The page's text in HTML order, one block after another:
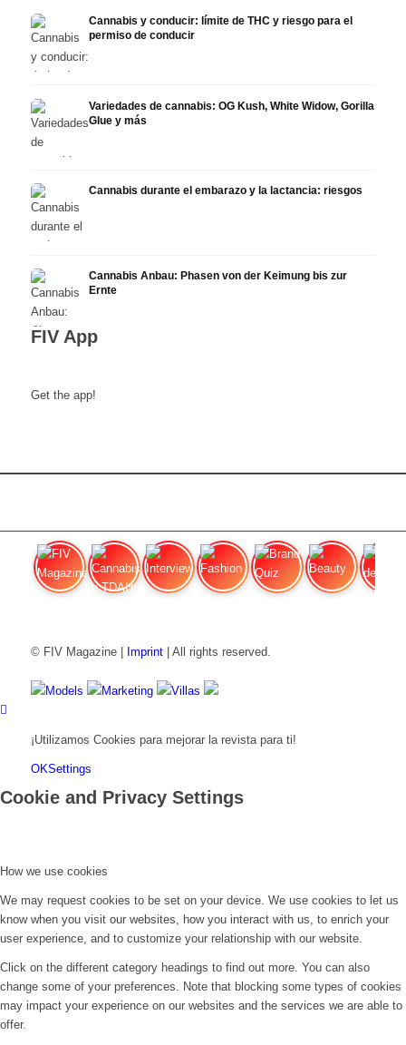
Cannabis y conducir: límite de THC y riesgo para el
permiso de conducir
Variedades de cannabis: OG Kush, White Widow, Gorilla
Glue y más
Cannabis durante el embarazo y la lactancia: riesgos
Cannabis Anbau: Phasen von der Keimung bis zur
Ernte
FIV App
Get the app!
© FIV Magazine | Imprint| All rights reserved.
Models Marketing Villas
¡Utilizamos Cookies para mejorar la revista para ti!
OKSettings
Cookie and Privacy Settings
How we use cookies
We may request cookies to be set on your device. We use cookies to let us
know when you visit our websites, how you interact with us, to enrich your
user experience, and to customize your relationship with our website.
Click on the different category headings to find out more. You can also
change some of your preferences. Note that blocking some types of cookies
may impact your experience on our websites and the services we are able to
offer.